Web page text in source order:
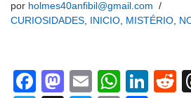
por holmes40anfibil@gmail.com
CURIOSIDADES, INICIO, MISTÉRIO,
F
M
E
W Li